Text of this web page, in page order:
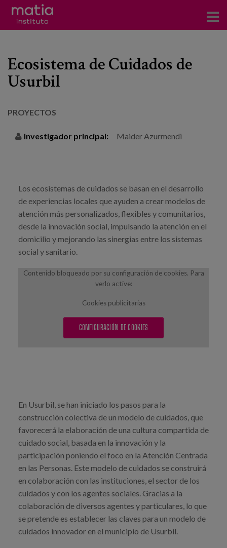
Investigación
Publicaciones
Participación en foros
Consultoría
Noticias
Blog
Prensa
Trabaja con nosotros
Ecosistema de Cuidados de
Usurbil
PROYECTOS
Investigador principal: Maider Azurmendi
Los ecosistemas de cuidados se basan en el desarrollo
de experiencias locales que ayuden a crear modelos de
atención más personalizados, flexibles y comunitarios,
desde la innovación social, impulsando la atención en el
domicilio y mejorando las sinergias entre los sistemas
social y sanitario.
Contenido bloqueado por su configuración de cookies. Para
verlo active:
Cookies publicitarias
CONFIGURACIÓN DE COOKIES
En Usurbil, se han iniciado los pasos para la
construcción colectiva de un modelo de cuidados, que
favorecerá la elaboración de una cultura compartida de
cuidado social, basada en la innovación y la
participación poniendo el foco en la Atención Centrada
en las Personas. Este modelo de cuidados se construirá
en colaboración con las instituciones, el sector de los
cuidados y con los agentes sociales. Gracias a la
colaboración de diversos agentes y particulares, lo que
se pretende es establecer las claves para un modelo de
cuidados innovador en el municipio de Usurbil.